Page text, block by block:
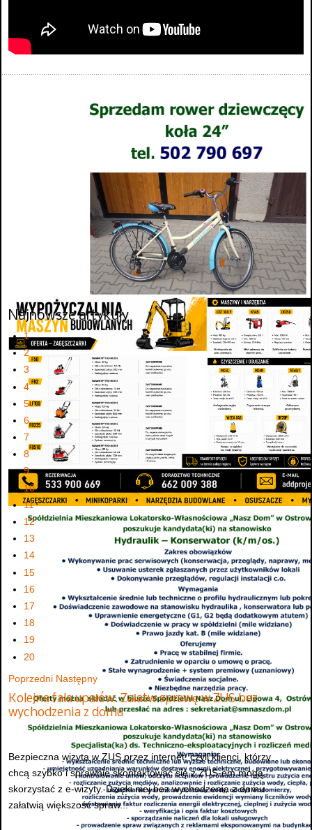
Najnowsze artykuły
1
2
3
4
5
6
7
8
9
10
11
12
13
14
15
16
17
18
19
20
Poprzedni Następny
Kolejna fala upałów. Załatw sprawę w ZUS bez
wychodzenia z domu
Bezpieczna wizyta w ZUS przez internet, czyli klienci, którzy
chcą szybko i sprawnie skontaktować się z ZUS-em mogą
skorzystać z e-wizyty. Dzięki niej bez wychodzenia z domu
załatwią większość spraw...